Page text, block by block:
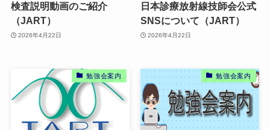
検査説明動画のご紹介
（JART）
2026年4月22日
日本診療放射線技師会公式
SNSについて（JART）
2026年4月22日
勉強会案内 勉強会案内